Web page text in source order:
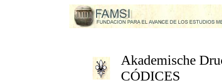
Akademische
CÓDICES